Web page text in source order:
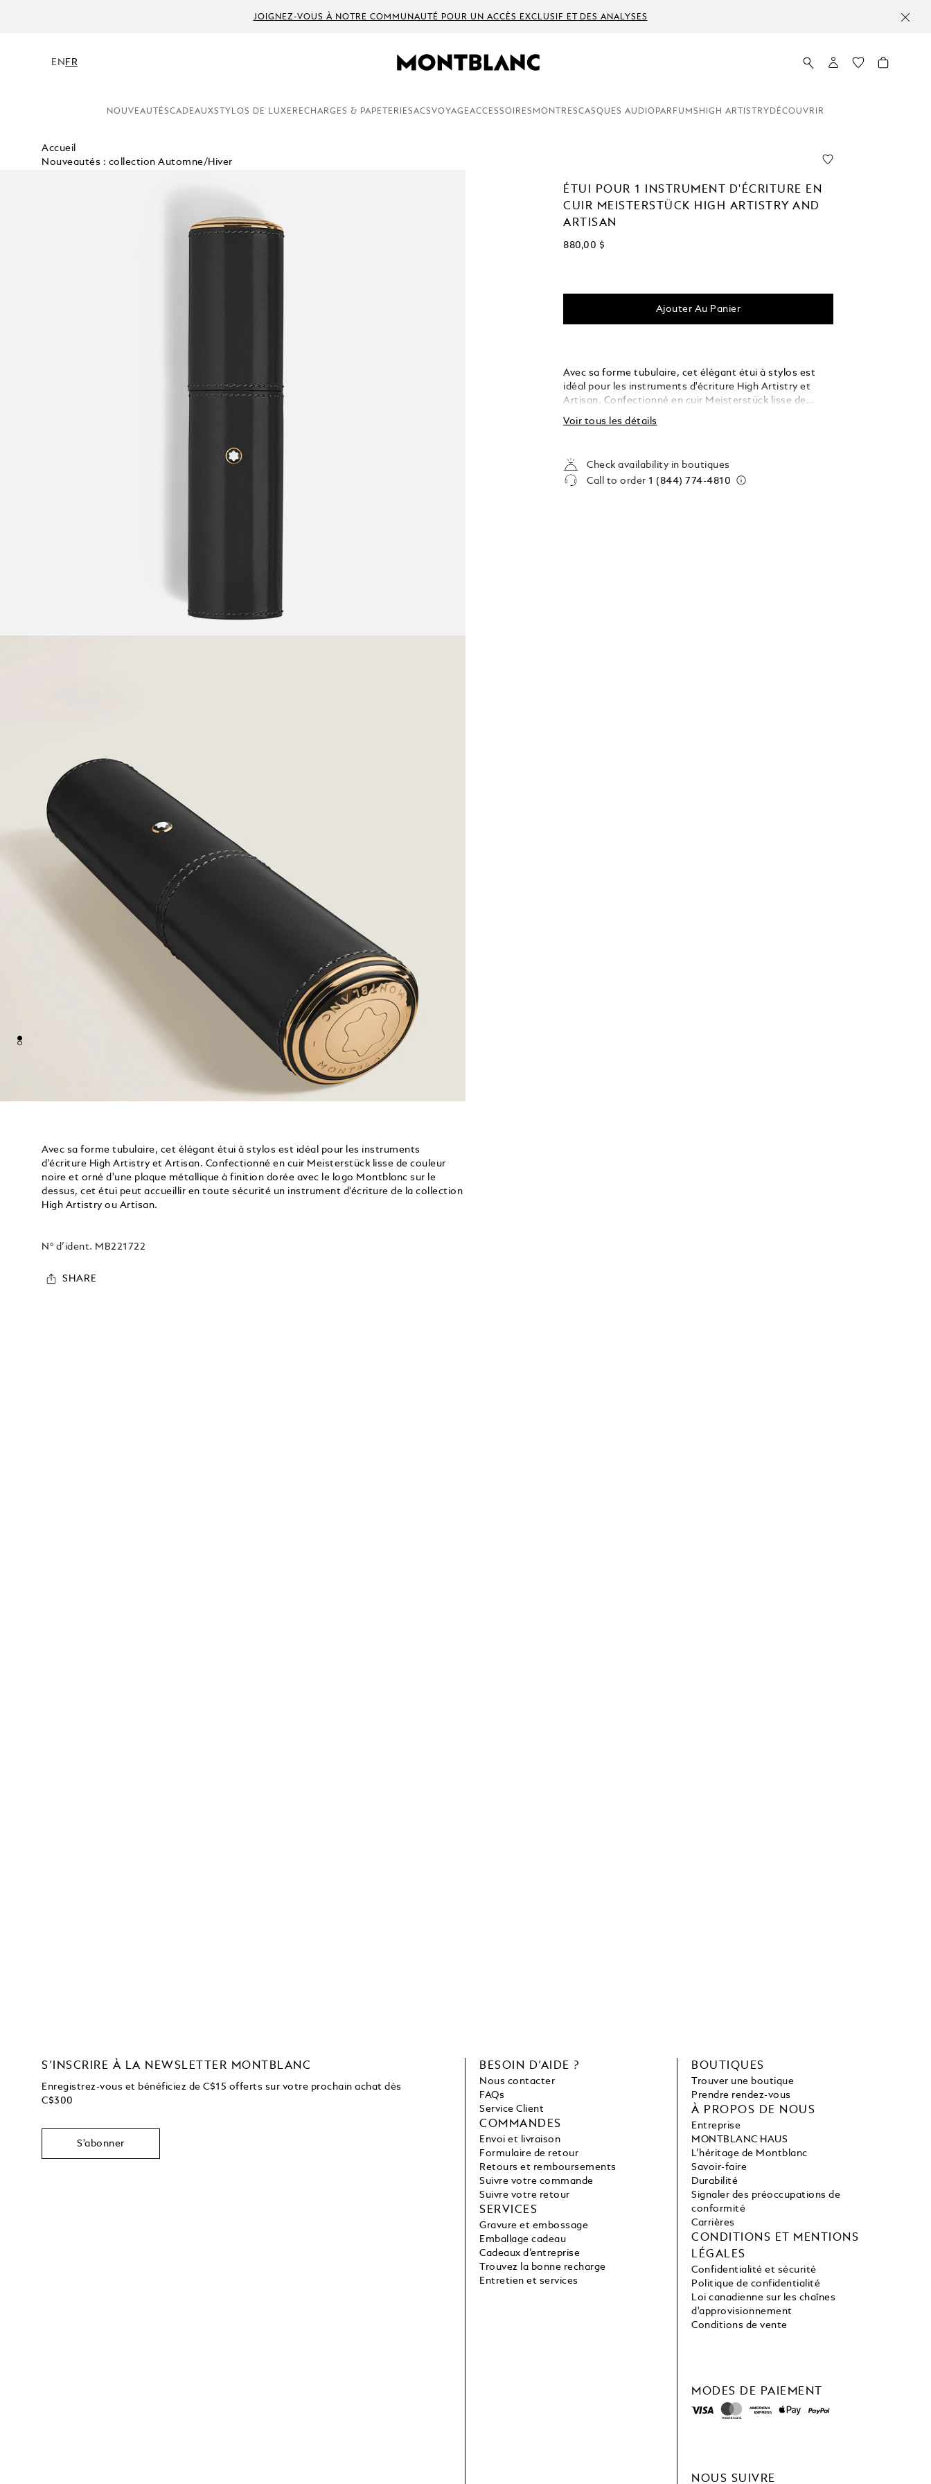
JOIGNEZ-VOUS À NOTRE COMMUNAUTÉ POUR UN ACCÈS EXCLUSIF ET DES ANALYSES
EN FR
NOUVEAUTÉSCADEAUXSTYLOS DE LUXE RECHARGES & PAPETERIESACSVOYAGEACCESSOIRES MONTRESCASQUES AUDIO PARFUMS HIGH ARTISTRY DÉCOUVRIR
Accueil
Nouveautés : collection Automne/Hiver
ÉTUI POUR 1 INSTRUMENT D'ÉCRITURE EN
CUIR MEISTERSTÜCK HIGH ARTISTRY AND
ARTISAN
880,00 $
Ajouter Au Panier
Avec sa forme tubulaire, cet élégant étui à stylos est
idéal pour les instruments d'écriture High Artistry et
Artisan. Confectionné en cuir Meisterstück lisse de
couleur noire et orné d'une plaque métallique à finition
dorée avec le logo Montblanc sur le dessus, cet étui
de la collection High Artistry ou Artisan.
Voir tous les détails
Check availability in boutiques
Call to order 1 (844) 774-4810
Avec sa forme tubulaire, cet élégant étui à stylos est idéal pour les instruments
d'écriture High Artistry et Artisan. Confectionné en cuir Meisterstück lisse de couleur
noire et orné d'une plaque métallique à finition dorée avec le logo Montblanc sur le
dessus, cet étui peut accueillir en toute sécurité un instrument d'écriture de la collection
High Artistry ou Artisan.
N° d’ident. MB221722
SHARE
S’INSCRIRE À LA NEWSLETTER MONTBLANC
Enregistrez-vous et bénéficiez de C$15 offerts sur votre prochain achat dès
C$300
S'abonner
MODES DE PAIEMENT
NOUS SUIVRE
BESOIN D’AIDE ?
Nous contacter
FAQs
Service Client
COMMANDES
Envoi et livraison
Formulaire de retour
Retours et remboursements
Suivre votre commande
Suivre votre retour
SERVICES
Gravure et embossage
Emballage cadeau
Cadeaux d’entreprise
Trouvez la bonne recharge
Entretien et services
BOUTIQUES
Trouver une boutique
Prendre rendez-vous
À PROPOS DE NOUS
Entreprise
MONTBLANC HAUS
L’héritage de Montblanc
Savoir-faire
Durabilité
Signaler des préoccupations de
conformité
Carrières
CONDITIONS ET MENTIONS
LÉGALES
Confidentialité et sécurité
Politique de confidentialité
Loi canadienne sur les chaînes
d'approvisionnement
Conditions de vente